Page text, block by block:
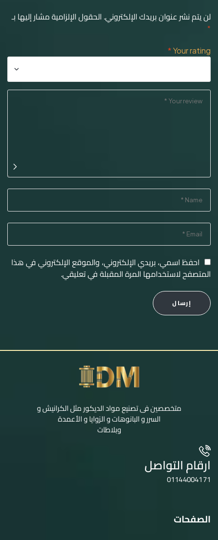
لن يتم نشر عنوان بريدك الإلكتروني. الحقول الإلزامية مشار إليها بـ
*
Your rating
*
احفظ اسمي، بريدي الإلكتروني، والموقع الإلكتروني في هذا
المتصفح لاستخدامها المرة المقبلة في تعليقي.
إرسال
متخصصين فى تصنيع مواد الديكور مثل الكرانيش و
السرر و البانوهات و الزوايا و الأعمدة
وبلاطات
ارقام التواصل
01144004171
الصفحات